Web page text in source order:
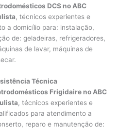
DCS no ABC
, técnicos experientes e
a domicílio para: instalação,
de: geladeiras, refrigeradores,
de lavar, máquinas de
Técnica
Frigidaire no ABC
, técnicos experientes e
para atendimento a
reparo e manutenção de: